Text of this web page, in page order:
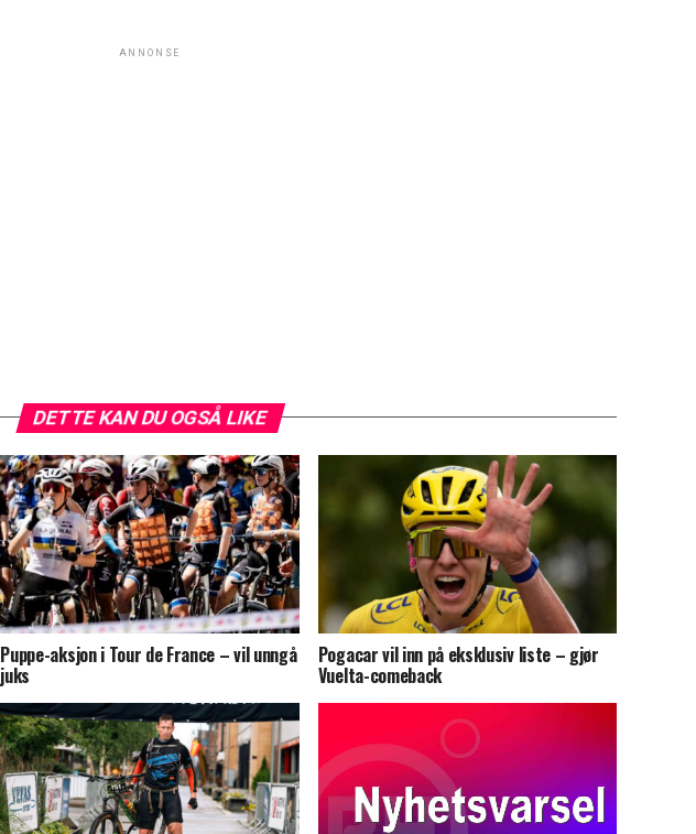
ANNONSE
DETTE KAN DU OGSÅ LIKE
Puppe-aksjon i Tour de France – vil unngå
juks
Pogacar vil inn på eksklusiv liste – gjør
Vuelta-comeback